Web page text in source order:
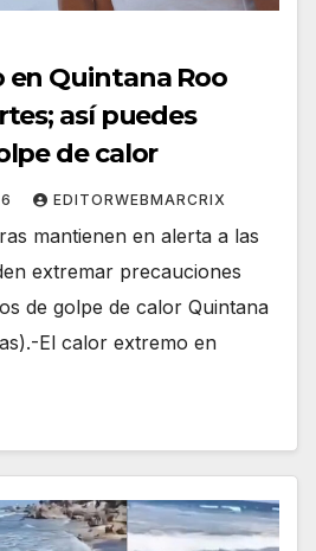
en Quintana Roo
así puedes
de calor
EDITORWEBMARCRIX
mantienen en alerta a las
extremar precauciones
de golpe de calor Quintana
El calor extremo en